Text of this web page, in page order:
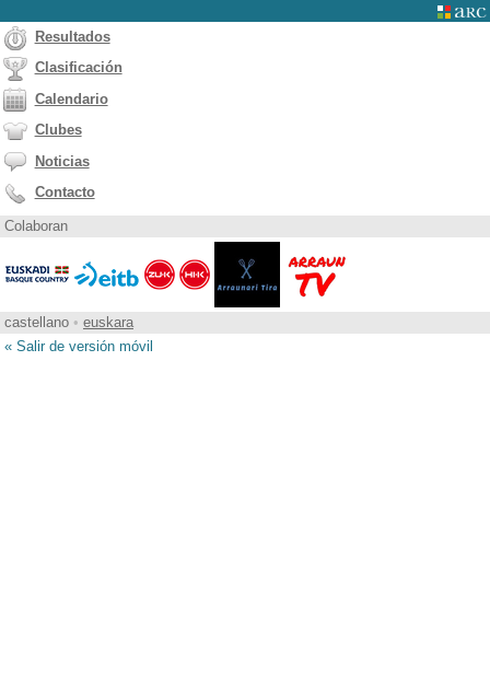
Resultados
Clasificación
Calendario
Clubes
Noticias
Contacto
Colaboran
castellano • euskara
« Salir de versión móvil